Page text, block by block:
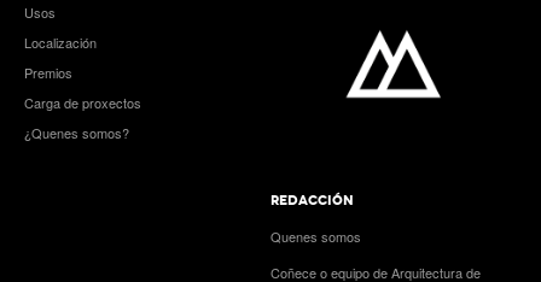
Usos
Localización
Premios
Carga de proxectos
¿Quenes somos?
REDACCIÓN
Quenes somos
Coñece o equipo de Arquitectura de